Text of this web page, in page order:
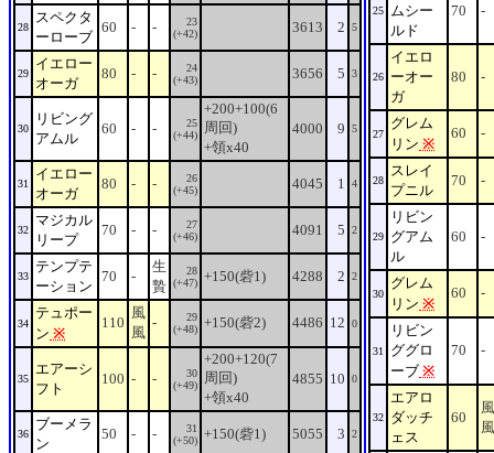
28
スペクタ
ーローブ
60 - -
23
(+42)
3613 2 5
29
イエロー
オーガ
80 - -
24
(+43)
3656 5 3
30
リビング
アムル
60 - -
25
(+44)
+200+100(6
周回)
+領x40
4000 9 5
31
イエロー
オーガ
80 - -
26
(+45)
4045 1 4
32
マジカル
リープ
70 - -
27
(+46)
4091 5 2
33
テンプテ
ーション
70 -
生
贄
28
(+47) +150(砦1) 4288 2 2
34
テュポー
ン ※
110
風
風
-
29
(+48) +150(砦2) 4486 12 0
35
エアーシ
フト
100 - -
30
(+49)
+200+120(7
周回)
+領x40
4855 10 0
36
ブーメラ
ン
50 - -
31
(+50) +150(砦1) 5055 3 2
25 ムシー
ルド
70 -
26
イエロ
ーオー
ガ
80 -
27
グレム
リン ※
60 -
28
スレイ
プニル
70 -
29
リビン
グアム
ル
60 -
30
グレム
リン ※
60 -
31
リビン
ググロ
ーブ ※
70 -
32
エアロ
ダッチ
ェス
60
風
風